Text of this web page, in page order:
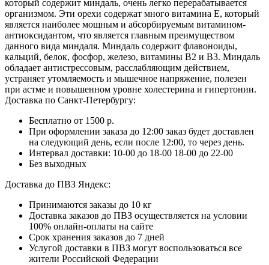
который содержит миндаль, очень легко перерабатывается
организмом. Эти орехи содержат много витамина Е, который
является наиболее мощным и абсорбируемым витамином-
антиоксидантом, что является главным преимуществом
данного вида миндаля. Миндаль содержит флавоноиды,
кальций, белок, фосфор, железо, витамины В2 и В3. Миндаль
обладает антистрессовым, расслабляющим действием,
устраняет утомляемость и мышечное напряжение, полезен
при астме и повышенном уровне холестерина и гипертонии.
Доставка по Санкт-Петербургу:
Бесплатно от 1500 р.
При оформлении заказа до 12:00 заказ будет доставлен
на следующий день, если после 12:00, то через день.
Интервал доставки: 10-00 до 18-00 18-00 до 22-00
Без выходных
Доставка до ПВЗ Яндекс:
Принимаются заказы до 10 кг
Доставка заказов до ПВЗ осуществляется на условии
100% онлайн-оплаты на сайте
Срок хранения заказов до 7 дней
Услугой доставки в ПВЗ могут воспользоваться все
жители Российской Федерации